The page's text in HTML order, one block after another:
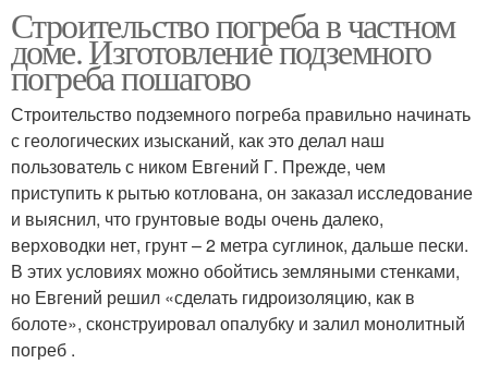
Строительство погреба в частном
доме. Изготовление подземного
погреба пошагово
Строительство подземного погреба правильно начинать
с геологических изысканий, как это делал наш
пользователь с ником Евгений Г. Прежде, чем
приступить к рытью котлована, он заказал исследование
и выяснил, что грунтовые воды очень далеко,
верховодки нет, грунт – 2 метра суглинок, дальше пески.
В этих условиях можно обойтись земляными стенками,
но Евгений решил «сделать гидроизоляцию, как в
болоте», сконструировал опалубку и залил монолитный
погреб .